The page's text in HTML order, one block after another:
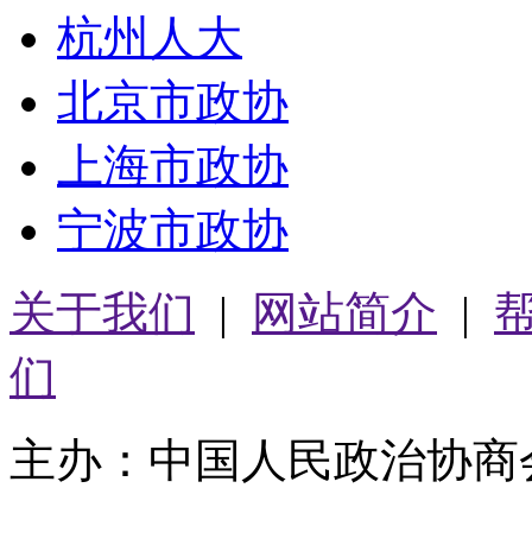
杭州人大
北京市政协
上海市政协
宁波市政协
关于我们 | 网站简介 |
们
主办：中国人民政治协